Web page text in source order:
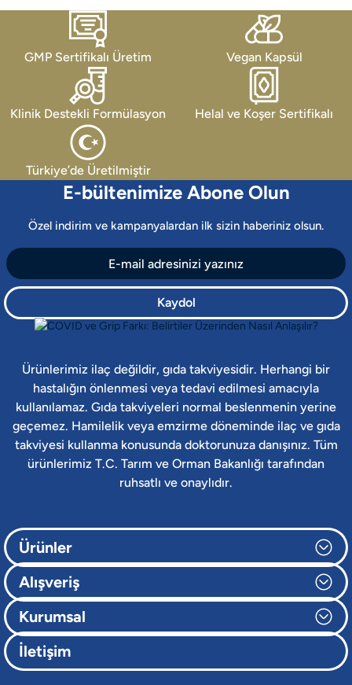
GMP Sertifikalı Üretim Vegan Kapsül
Klinik Destekli Formülasyon Helal ve Koşer Sertifikalı
Türkiye’de Üretilmiştir
E-bültenimize Abone Olun
Özel indirim ve kampanyalardan ilk sizin haberiniz olsun.
Kaydol
Ürünlerimiz ilaç değildir, gıda takviyesidir. Herhangi bir
hastalığın önlenmesi veya tedavi edilmesi amacıyla
kullanılamaz. Gıda takviyeleri normal beslenmenin yerine
geçemez. Hamilelik veya emzirme döneminde ilaç ve gıda
takviyesi kullanma konusunda doktorunuza danışınız. Tüm
ürünlerimiz T.C. Tarım ve Orman Bakanlığı tarafından
ruhsatlı ve onaylıdır.
Ürünler
Alışveriş
Kurumsal
İletişim